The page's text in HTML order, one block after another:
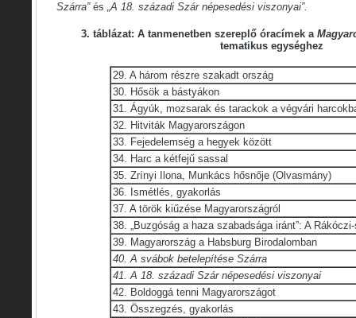
Szárra”és „A 18. századi Szár népesedési viszonyai”.
3. táblázat: A tanmenetben szereplő óracímek a
tematikus egységhez
29. A három részre szakadt ország
30. Hősök a bástyákon
31. Ágyúk, mozsarak és tarackok a végvári
32. Hitviták Magyarországon
33. Fejedelemség a hegyek között
34. Harc a kétfejű sassal
35. Zrínyi Ilona, Munkács hősnője (Olvasmány)
36. Ismétlés, gyakorlás
37. A török kiűzése Magyarországról
38. „Buzgóság a haza szabadsága iránt”: A
39. Magyarország a Habsburg Birodalomban
40. A svábok betelepítése Szárra
41. A 18. századi Szár népesedési viszonyai
42. Boldoggá tenni Magyarországot
43. Összegzés, gyakorlás